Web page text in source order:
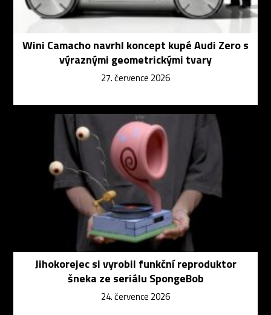
Wini Camacho navrhl koncept kupé Audi Zero s
výraznými geometrickými tvary
27. července 2026
Jihokorejec si vyrobil funkční reproduktor
šneka ze seriálu SpongeBob
24. července 2026